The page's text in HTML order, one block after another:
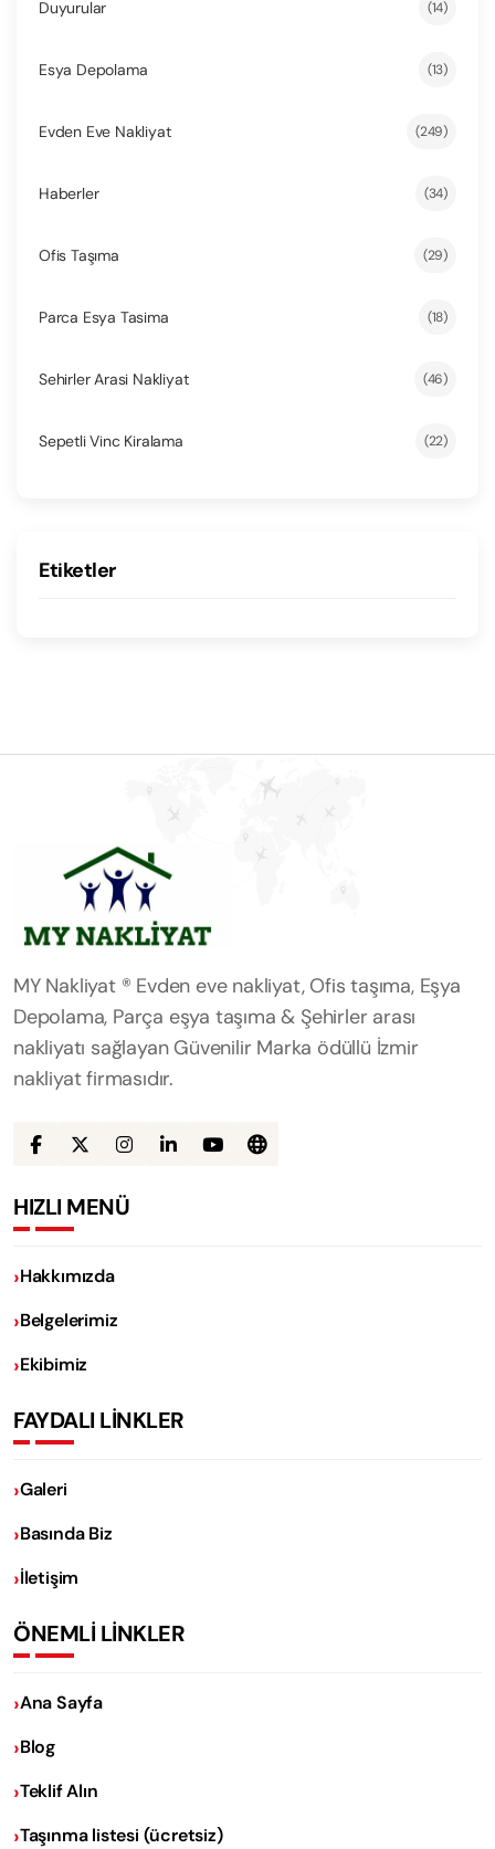
Duyurular (14)
Esya Depolama (13)
Evden Eve Nakliyat (249)
Haberler (34)
Ofis Taşıma (29)
Parca Esya Tasima (18)
Sehirler Arasi Nakliyat (46)
Sepetli Vinc Kiralama (22)
Etiketler
MY Nakliyat ® Evden eve nakliyat, Ofis taşıma, Eşya
Depolama, Parça eşya taşıma & Şehirler arası
nakliyatı sağlayan Güvenilir Marka ödüllü İzmir
nakliyat firmasıdır.
HIZLI MENÜ
Hakkımızda
Belgelerimiz
Ekibimiz
FAYDALI LİNKLER
Galeri
Basında Biz
İletişim
ÖNEMLİ LİNKLER
Ana Sayfa
Blog
Teklif Alın
Taşınma listesi (ücretsiz)